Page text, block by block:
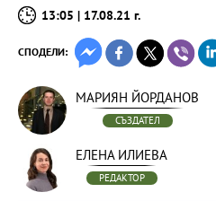
13:05 | 17.08.21 г.
СПОДЕЛИ:
МАРИЯН ЙОРДАНОВ
СЪЗДАТЕЛ
ЕЛЕНА ИЛИЕВА
РЕДАКТОР